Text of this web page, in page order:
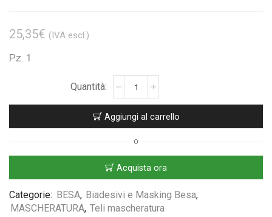
25,35€ (IVA escl.)
Pz. 1
Aggiungi al carrello
O
Acquista ora
Categorie: BESA, Biadesivi e Masking Besa,
MASCHERATURA, Teli mascheratura